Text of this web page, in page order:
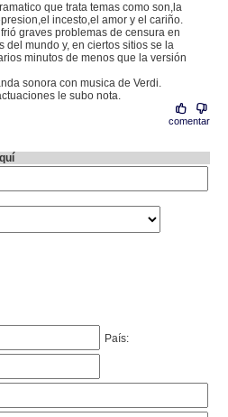
que trata temas como son,la
incesto,el amor y el cariño.
graves problemas de censura en
del mundo y, en ciertos sitios se la
minutos de menos que la versión
sonora con musica de Verdi.
le subo nota.
comentar
País: